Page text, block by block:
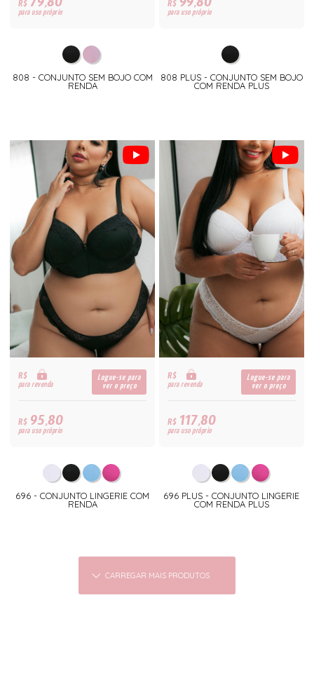
R$79,80
para uso próprio
808 - CONJUNTO SEM BOJO COM
RENDA
R$99,80
para uso próprio
808 PLUS - CONJUNTO SEM BOJO
COM RENDA PLUS
R$
para revenda
Logue-se para
ver o preço
R$95,80
para uso próprio
696 - CONJUNTO LINGERIE COM
RENDA
R$
para revenda
Logue-se para
ver o preço
R$117,80
para uso próprio
696 PLUS - CONJUNTO LINGERIE
COM RENDA PLUS
CARREGAR MAIS PRODUTOS